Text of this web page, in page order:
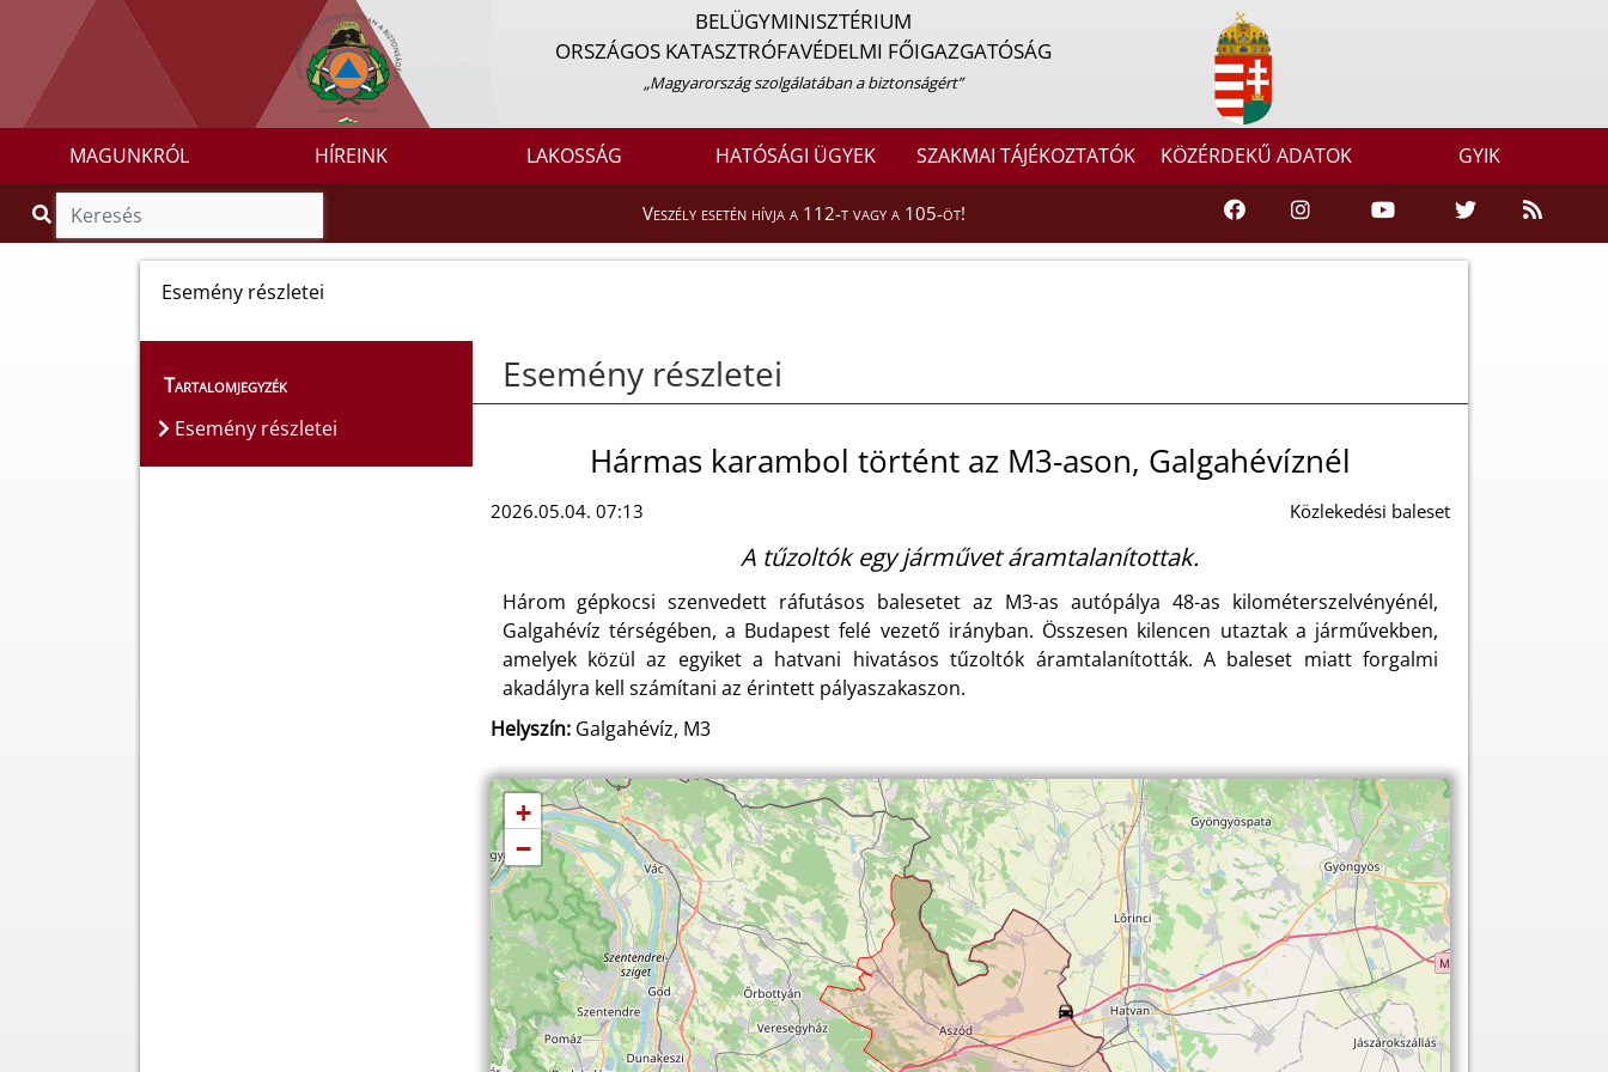
BELÜGYMINISZTÉRIUM
ORSZÁGOS KATASZTRÓFAVÉDELMI FŐIGAZGATÓSÁG
„Magyarország szolgálatában a biztonságért”
MAGUNKRÓL HÍREINK LAKOSSÁG HATÓSÁGI ÜGYEK SZAKMAI TÁJÉKOZTATÓK KÖZÉRDEKŰ ADATOK GYIK
Veszély esetén hívja a 112-t vagy a 105-öt!
Esemény részletei
Tartalomjegyzék
Esemény részletei
Esemény részletei
Hármas karambol történt az M3-ason, Galgahévíznél
2026.05.04. 07:13 Közlekedési baleset
A tűzoltók egy járművet áramtalanítottak.
Három gépkocsi szenvedett ráfutásos balesetet az M3-as autópálya 48-as kilométerszelvényénél,
Galgahévíz térségében, a Budapest felé vezető irányban. Összesen kilencen utaztak a járművekben,
amelyek közül az egyiket a hatvani hivatásos tűzoltók áramtalanították. A baleset miatt forgalmi
akadályra kell számítani az érintett pályaszakaszon.
Helyszín:Galgahévíz, M3
+
−